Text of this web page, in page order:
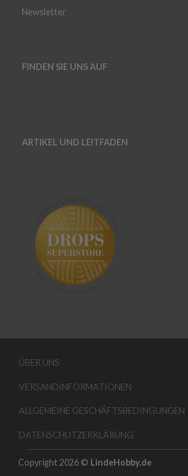
Newsletter
FINDEN SIE UNS AUF
ARTIKEL UND LEITFADEN
ÜBER UNS
VERSANDINFORMATIONEN
ALLGEMEINE GESCHÄFTSBEDINGUNGEN
DATENSCHUTZERKLÄRUNG
Copyright 2026 © LindeHobby.de